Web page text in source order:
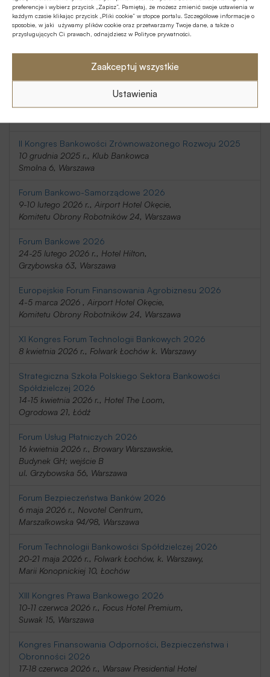
preferencje i wybierz przycisk „Zapisz”. Pamiętaj, że możesz zmienić swoje ustawienia w
każdym czasie klikając przycisk „Pliki cookie” w stopce portalu. Szczegółowe informacje o
sposobie, w jaki używamy plików cookie oraz przetwarzamy Twoje dane, a także o
przysługujących Ci prawach, odnajdziesz w Polityce prywatności.
Zaakceptuj wszystkie
Ustawienia
20-21 listopada 2025 r., Holiday Inn
Telimeny 1, Józefów
Belwederska 23, Warszawa
9 grudnia 2025 r., Novotel Centrum,
II Kongres Bankowości Zrównoważonego Rozwoju 2025
10 grudnia 2025 r., Klub Bankowca
Smolna 6, Warszawa
Forum Bankowo-Samorządowe 2026
9-10 lutego 2026 r., Airport Hotel Okęcie,
Komitetu Obrony Robotników 24, Warszawa
Forum Bankowe 2026
24-25 lutego 2026 r., Hotel Hilton,
Grzybowska 63, Warszawa
Europejskie Forum Finansowania Agrobiznesu 2026
4-5 marca 2026 , Airport Hotel Okęcie,
Komitetu Obrony Robotników 24, Warszawa
XI Kongres Forum Technologii Bankowych 2026
8 kwietnia 2026 r., Folwark Łochów k. Warszawy
Strategiczna Szkoła Polskiego Sektora Bankowości
Spółdzielczej 2026
14-15 kwietnia 2026 r., Hotel The Loom,
Ogrodowa 21, Łódź
Forum Usług Płatniczych 2026
16 kwietnia 2026 r., Browary Warszawskie,
Budynek GH; wejście B
ul. Grzybowska 56, Warszawa
Forum Bezpieczeństwa Banków 2026
6 maja 2026 r., Novotel Centrum,
Marszałkowska 94/98, Warszawa
Forum Technologii Bankowości Spółdzielczej 2026
20-21 maja 2026 r., Folwark Łochów, k. Warszawy,
Marii Konopnickiej 10, Łochów
XIII Kongres Prawa Bankowego 2026
10-11 czerwca 2026 r., Focus Hotel Premium,
Suwak 15, Warszawa
Kongres Finansowania Odporności, Bezpieczeństwa i
Obronności 2026
17-18 czerwca 2026 r., Warsaw Presidential Hotel